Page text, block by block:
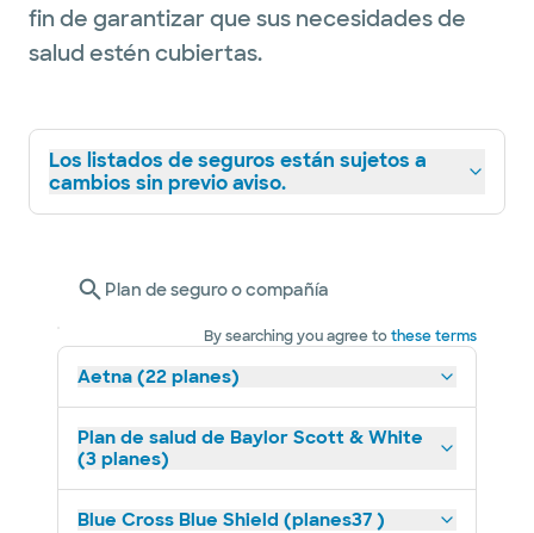
fin de garantizar que sus necesidades de
salud estén cubiertas.
Los listados de seguros están sujetos a
cambios sin previo aviso.
Plan de seguro o compañía
By searching you agree tothese terms
Aetna (22 planes)
Plan de salud de Baylor Scott & White
(3 planes)
Blue Cross Blue Shield (planes37 )